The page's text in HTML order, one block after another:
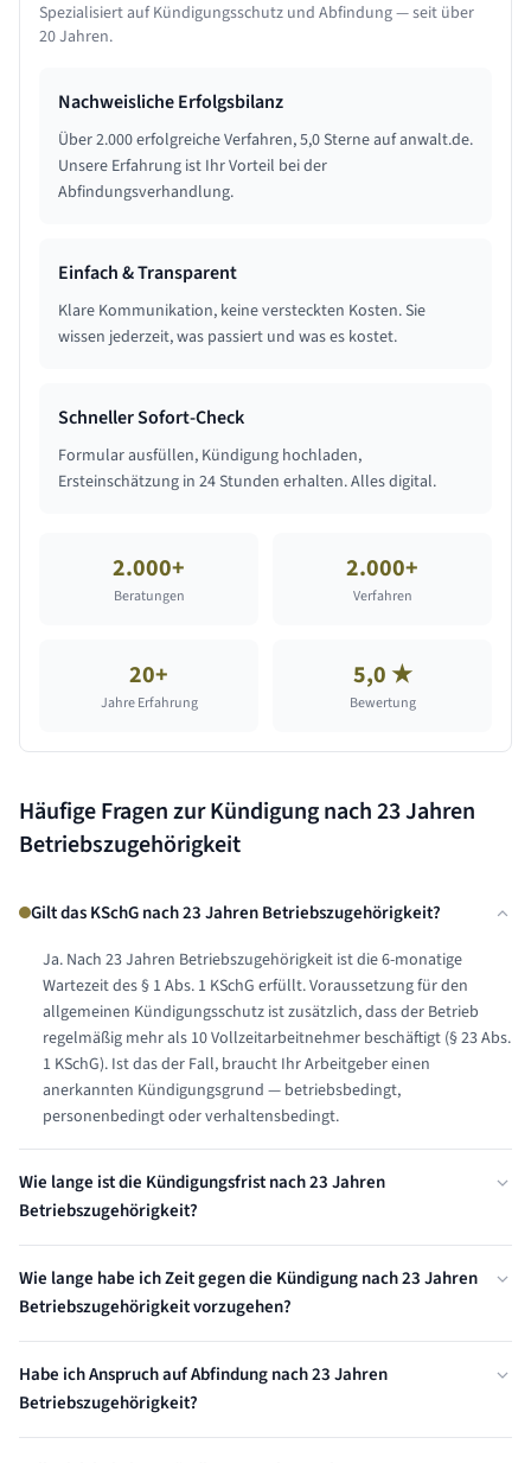
Spezialisiert auf Kündigungsschutz und Abfindung — seit über
20 Jahren.
Nachweisliche Erfolgsbilanz
Über 2.000 erfolgreiche Verfahren, 5,0 Sterne auf anwalt.de.
Unsere Erfahrung ist Ihr Vorteil bei der
Abfindungsverhandlung.
Einfach & Transparent
Klare Kommunikation, keine versteckten Kosten. Sie
wissen jederzeit, was passiert und was es kostet.
Schneller Sofort-Check
Formular ausfüllen, Kündigung hochladen,
Ersteinschätzung in 24 Stunden erhalten. Alles digital.
2.000+
Beratungen
2.000+
Verfahren
20+
Jahre Erfahrung
5,0 ★
Bewertung
Häufige Fragen zur Kündigung nach23 Jahren
Betriebszugehörigkeit
Gilt das KSchG nach 23 Jahren Betriebszugehörigkeit?
Ja. Nach 23 Jahren Betriebszugehörigkeit ist die 6-monatige
Wartezeit des § 1 Abs. 1 KSchG erfüllt. Voraussetzung für den
allgemeinen Kündigungsschutz ist zusätzlich, dass der Betrieb
regelmäßig mehr als 10 Vollzeitarbeitnehmer beschäftigt (§ 23 Abs.
1 KSchG). Ist das der Fall, braucht Ihr Arbeitgeber einen
anerkannten Kündigungsgrund — betriebsbedingt,
personenbedingt oder verhaltensbedingt.
Wie lange ist die Kündigungsfrist nach 23 Jahren
Betriebszugehörigkeit?
Kündigungsfrist 7 Monate zum Ende des Kalendermonats (§ 622
Abs. 2 BGB). Diese Frist kann durch Arbeitsvertrag oder Tarifvertrag
verlängert, aber nicht verkürzt werden. Eine zu kurze
Kündigungsfrist macht die Kündigung zwar nicht unwirksam, aber
angreifbar — sie wird dann zum nächstmöglichen Termin wirksam.
Wie lange habe ich Zeit gegen die Kündigung nach 23 Jahren
Betriebszugehörigkeit vorzugehen?
Zeit, Kündigungsschutzklage beim Arbeitsgericht einzureichen (§ 4
KSchG). Diese Frist ist absolut — wird sie versäumt, gilt die
Kündigung als wirksam, selbst wenn sie rechtswidrig war. Nur in
seltenen Ausnahmefällen ist eine nachträgliche Klagezulassung
Habe ich Anspruch auf Abfindung nach 23 Jahren
Betriebszugehörigkeit?